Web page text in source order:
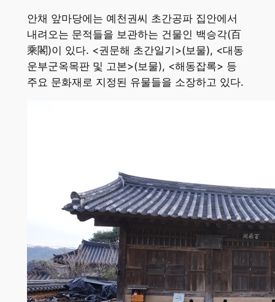
안채 앞마당에는 예천권씨 초간공파 집안에서
내려오는 문적들을 보관하는 건물인 백승각(百
乘閣)이 있다. <권문해 초간일기>(보물), <대동
운부군옥목판 및 고본>(보물), <해동잡록> 등
주요 문화재로 지정된 유물들을 소장하고 있다.